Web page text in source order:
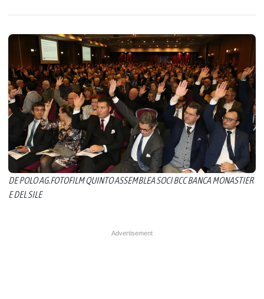
DE POLO AG.FOTOFILM QUINTO ASSEMBLEA SOCI BCC BANCA MONASTIER
E DEL SILE